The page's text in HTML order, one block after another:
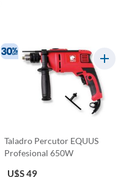
Taladro Percutor EQUUS
Profesional 650W
U$S 49